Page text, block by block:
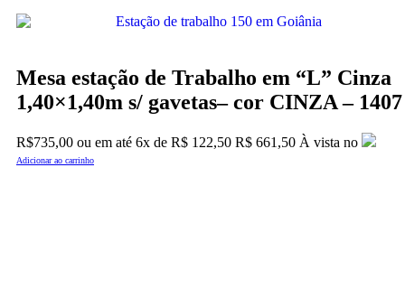
Mesa estação de Trabalho em “L” Cinza
1,40×1,40m s/ gavetas– cor CINZA – 1407
R$735,00 ou em até 6x de R$ 122,50 R$ 661,50 À vista no
Adicionar ao carrinho